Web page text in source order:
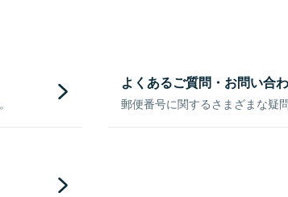
よくあるご質問・お問い合
郵便番号に関するさまざまな疑